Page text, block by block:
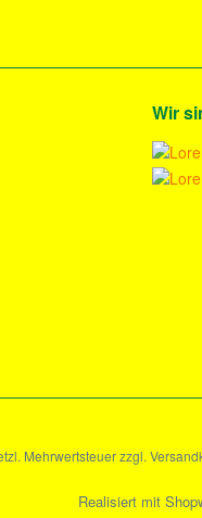
Wir
Mehrwertsteuer zzgl.
Realisiert mit